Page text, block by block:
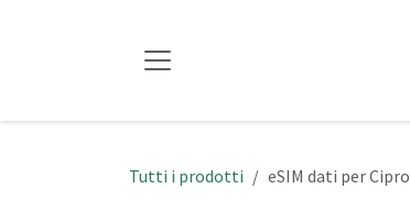
Tutti i prodotti eSIM dati per Cipro